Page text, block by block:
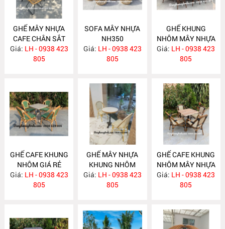
GHẾ MÂY NHỰA
CAFE CHÂN SẮT
NH351
Giá: LH - 0938 423
805
SOFA MÂY NHỰA
NH350
Giá: LH - 0938 423
805
GHẾ KHUNG
NHÔM MÂY NHỰA
NH347
Giá: LH - 0938 423
805
GHẾ CAFE KHUNG
NHÔM GIÁ RẺ
NH346
Giá: LH - 0938 423
805
GHẾ MÂY NHỰA
KHUNG NHÔM
NH345
Giá: LH - 0938 423
805
GHẾ CAFE KHUNG
NHÔM MÂY NHỰA
NH344
Giá: LH - 0938 423
805